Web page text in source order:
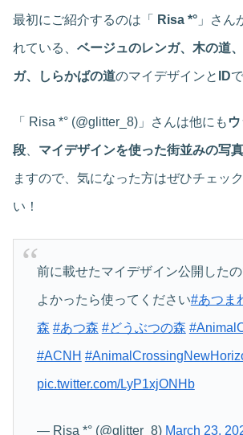
最初にご紹介するのは「 Risa *° 」さん
れている、 ベージュのレンガ、木の道
ガ、しらかばの道のマイデザインと ID
「 Risa *° (@glitter_8)」さんは他にも
段 マイデザインを使った街並みの写真
ますので、気になった方はぜひチェッ
い！
前に載せたマイデザイン公開した
よかったら使ってください#あつま
森 #あつ森 #どうぶつの森
#ACNH
pic.twitter.com/LyP1xjONHb
— Risa *° (@glitter_8) March 23,